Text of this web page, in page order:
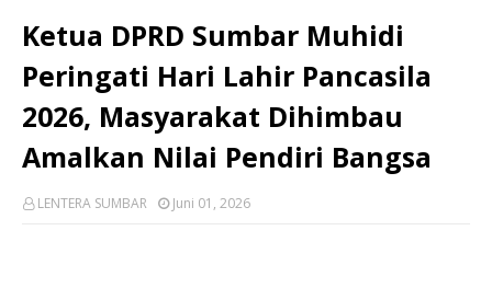
Ketua DPRD Sumbar Muhidi
Peringati Hari Lahir Pancasila
2026, Masyarakat Dihimbau
Amalkan Nilai Pendiri Bangsa
LENTERA SUMBAR Juni 01, 2026